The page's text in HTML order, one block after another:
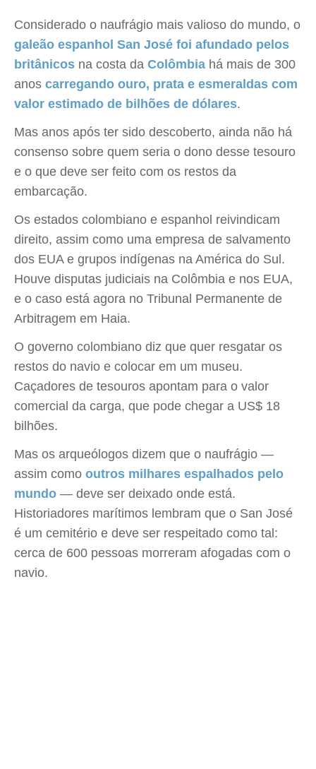
Considerado o naufrágio mais valioso do mundo, o
galeão espanhol San José foi afundado pelos
britânicos na costa da Colômbia há mais de 300
anos carregando ouro, prata e esmeraldas com
valor estimado de bilhões de dólares.
Mas anos após ter sido descoberto, ainda não há
consenso sobre quem seria o dono desse tesouro
e o que deve ser feito com os restos da
embarcação.
Os estados colombiano e espanhol reivindicam
direito, assim como uma empresa de salvamento
dos EUA e grupos indígenas na América do Sul.
Houve disputas judiciais na Colômbia e nos EUA,
e o caso está agora no Tribunal Permanente de
Arbitragem em Haia.
O governo colombiano diz que quer resgatar os
restos do navio e colocar em um museu.
Caçadores de tesouros apontam para o valor
comercial da carga, que pode chegar a US$ 18
bilhões.
Mas os arqueólogos dizem que o naufrágio —
assim como outros milhares espalhados pelo
mundo — deve ser deixado onde está.
Historiadores marítimos lembram que o San José
é um cemitério e deve ser respeitado como tal:
cerca de 600 pessoas morreram afogadas com o
navio.